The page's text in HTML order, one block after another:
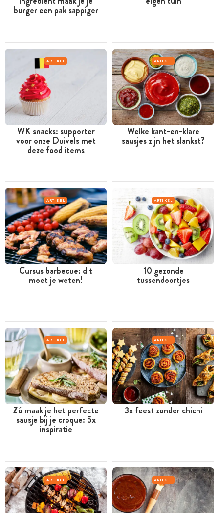
burger een pak sappiger
ARTIKEL
WK snacks: supporter
voor onze Duivels met
deze food items
ARTIKEL
Welke kant-en-klare
sausjes zijn het slankst?
ARTIKEL
Cursus barbecue: dit
moet je weten!
ARTIKEL
10 gezonde
tussendoortjes
ARTIKEL
Zó maak je het perfecte
sausje bij je croque: 5x
inspiratie
ARTIKEL
3x feest zonder chichi
ARTIKEL ARTIKEL